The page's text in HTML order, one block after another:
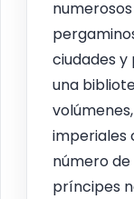
ciudades y
una
imperiales
número
príncipes